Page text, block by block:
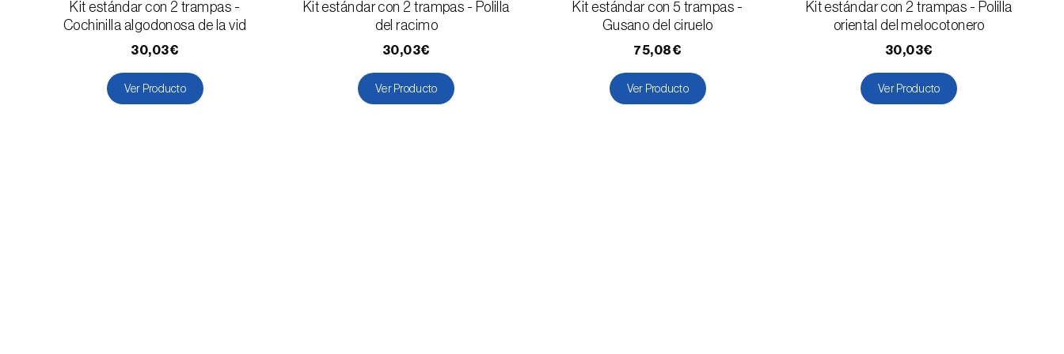
Kit estándar con 2 trampas -
Cochinilla algodonosa de la vid
30,03€
Ver Producto
Kit estándar con 2 trampas - Polilla
del racimo
30,03€
Ver Producto
Kit estándar con 5 trampas -
Gusano del ciruelo
75,08€
Ver Producto
Kit estándar con 2 trampas - Polilla
oriental del melocotonero
30,03€
Ver Producto